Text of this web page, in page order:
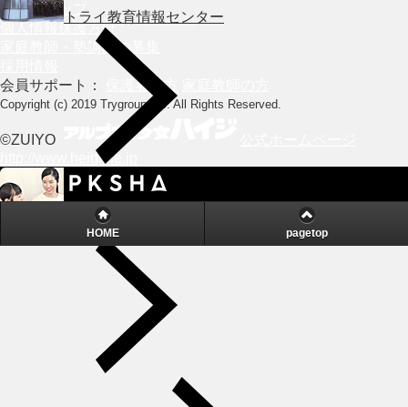
トライ教育情報センター
安心と信頼への取り組み
サイトマップ
個人情報保護方針
家庭教師・塾講師の募集
会員サポート：
保護者の方
Copyright (c) 2019 Trygroup Inc. All Rights Reserved.
©ZUIYO
http://www.heidi.ne.jp
Powered by
HOME pagetop